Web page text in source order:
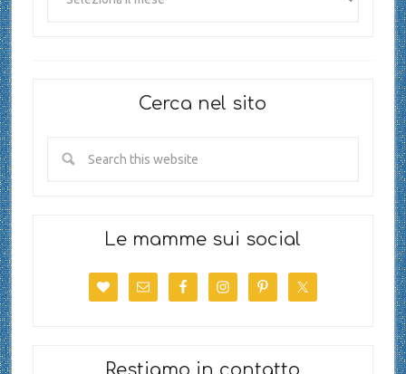
Cerca nel sito
Le mamme sui social